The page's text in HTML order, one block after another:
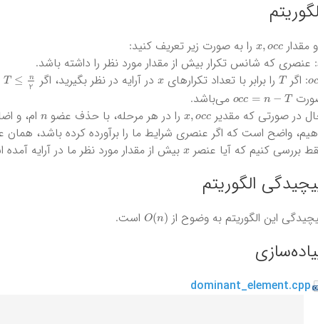
مقدار را به صورت زیر تعریف کنید:
: عنصری که شانس تکرار بیش از مقدار مورد نظر را داشته باشد.
o: اگرTرا برابر با تعداد تکرار‌های xدر آرایه در نظر بگیرید، اگر T≤ n2
c c=n −T
می‌باشد.
در صورتی که مقدیر
,occ را در هر مرحله، با حذف عضو
ام، و
واضح است که اگر عنصری شرایط ما را برآورده کرده باشد، همان
بررسی کنیم که آیا عنصر xبیش از مقدار مورد نظر ما در آرایه
الگوریتم
این الگوریتم به وضوح از O (n ) است.
dominant_element.cpp